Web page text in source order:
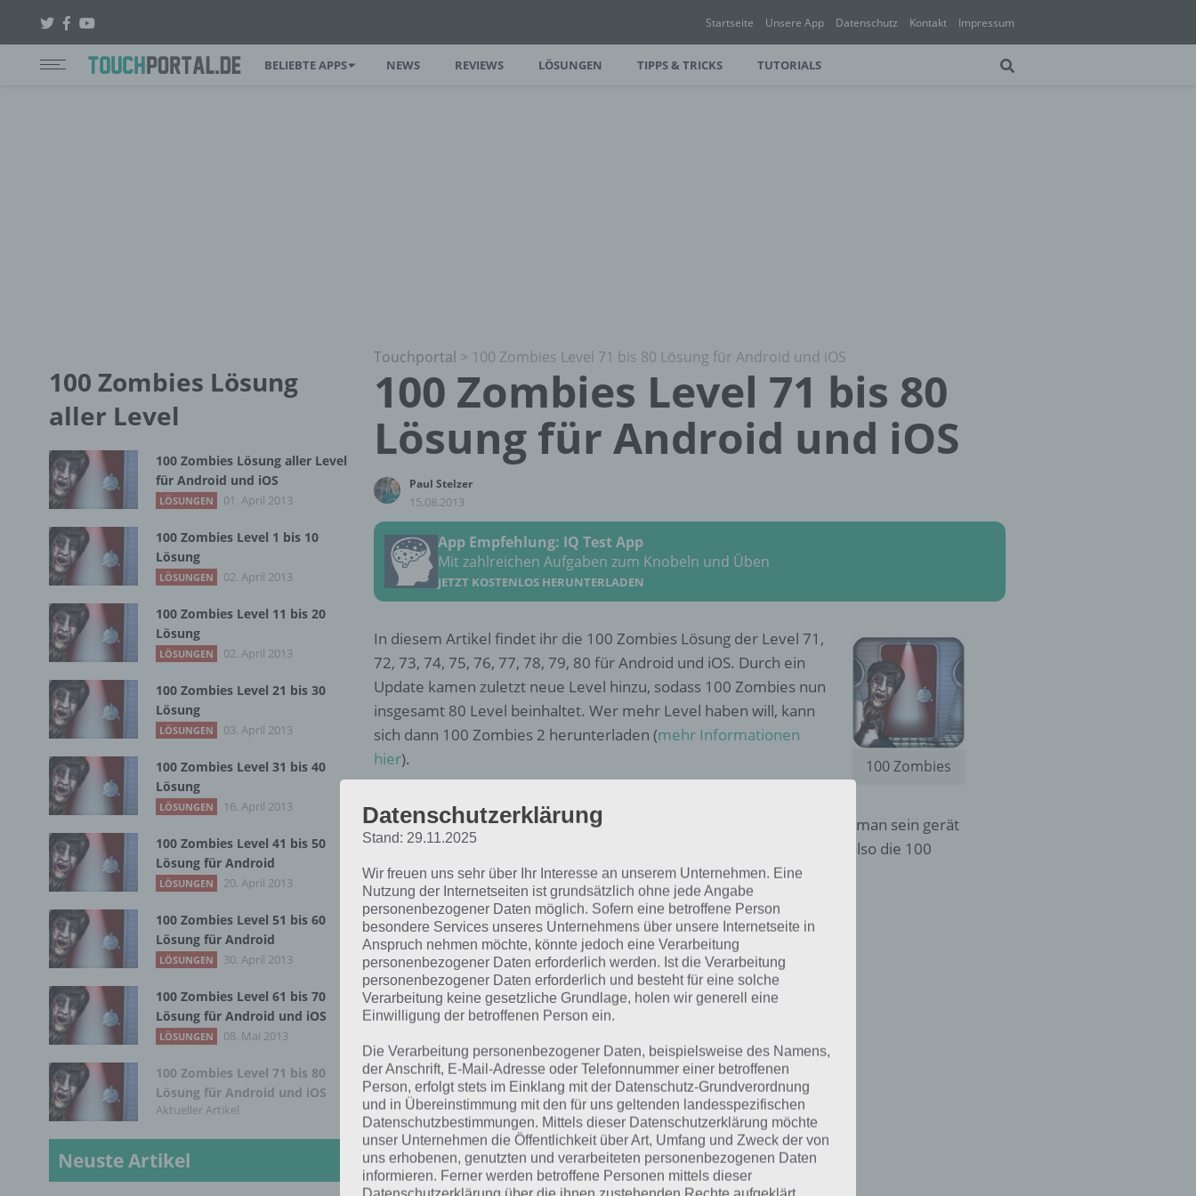
Startseite Unsere App Datenschutz Kontakt Impressum
BELIEBTE APPS NEWS REVIEWS LÖSUNGEN TIPPS & TRICKS TUTORIALS
Touchportal > 100 Zombies Level 71 bis 80 Lösung für Android und iOS
100 Zombies Level 71 bis 80
Lösung für Android und iOS
Paul Stelzer
15.08.2013
App Empfehlung: IQ Test App
Mit zahlreichen Aufgaben zum Knobeln und Üben
JETZT KOSTENLOS HERUNTERLADEN
100 Zombies
In diesem Artikel findet ihr die 100 Zombies Lösung der Level 71,
72, 73, 74, 75, 76, 77, 78, 79, 80 für Android und iOS. Durch ein
Update kamen zuletzt neue Level hinzu, sodass 100 Zombies nun
insgesamt 80 Level beinhaltet. Wer mehr Level haben will, kann
sich dann 100 Zombies 2 herunterladen (mehr Informationen
hier).
welchen man verschiedene Rätsel und Level lösen muss. Dabei muss man sein gerät
schütteln, Zahlencodes eintragen und vieles mehr. Nachfolgend nun also die 100
Zombies Lösung der Level 71 bis 80.
100 Zombies Lösung
aller Level
100 Zombies Lösung aller Level
für Android und iOS
LÖSUNGEN 01. April 2013
100 Zombies Level 1 bis 10
Lösung
LÖSUNGEN 02. April 2013
100 Zombies Level 11 bis 20
Lösung
LÖSUNGEN 02. April 2013
100 Zombies Level 21 bis 30
Lösung
LÖSUNGEN 03. April 2013
100 Zombies Level 31 bis 40
Lösung
LÖSUNGEN 16. April 2013
100 Zombies Level 41 bis 50
Lösung für Android
LÖSUNGEN 20. April 2013
100 Zombies Level 51 bis 60
Lösung für Android
LÖSUNGEN 30. April 2013
100 Zombies Level 61 bis 70
Lösung für Android und iOS
LÖSUNGEN 08. Mai 2013
100 Zombies Level 71 bis 80
Lösung für Android und iOS
Aktueller Artikel
Neuste Artikel
Datenschutzerklärung
Stand: 29.11.2025
Wir freuen uns sehr über Ihr Interesse an unserem Unternehmen. Eine
Nutzung der Internetseiten ist grundsätzlich ohne jede Angabe
personenbezogener Daten möglich. Sofern eine betroffene Person
besondere Services unseres Unternehmens über unsere Internetseite in
Anspruch nehmen möchte, könnte jedoch eine Verarbeitung
personenbezogener Daten erforderlich werden. Ist die Verarbeitung
personenbezogener Daten erforderlich und besteht für eine solche
Verarbeitung keine gesetzliche Grundlage, holen wir generell eine
Einwilligung der betroffenen Person ein.
Die Verarbeitung personenbezogener Daten, beispielsweise des Namens,
der Anschrift, E-Mail-Adresse oder Telefonnummer einer betroffenen
Person, erfolgt stets im Einklang mit der Datenschutz-Grundverordnung
und in Übereinstimmung mit den für uns geltenden landesspezifischen
Datenschutzbestimmungen. Mittels dieser Datenschutzerklärung möchte
unser Unternehmen die Öffentlichkeit über Art, Umfang und Zweck der von
uns erhobenen, genutzten und verarbeiteten personenbezogenen Daten
informieren. Ferner werden betroffene Personen mittels dieser